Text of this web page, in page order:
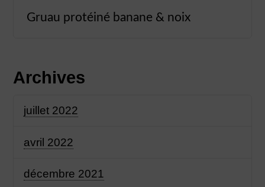
Gruau protéiné banane & noix
Archives
juillet 2022
avril 2022
décembre 2021